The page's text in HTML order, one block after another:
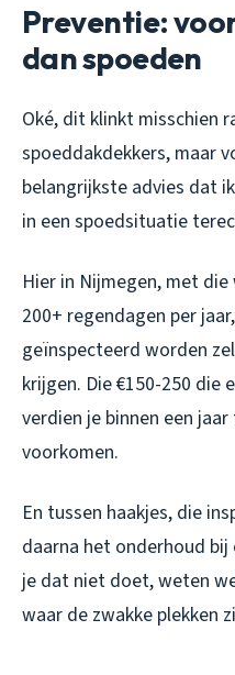
Preventie:
dan spoeden
Oké, dit klinkt misschien
spoeddakdekkers, maar
belangrijkste advies dat
in een spoedsituatie
Hier in Nijmegen, met
200+ regendagen per
geïnspecteerd worden
krijgen. Die €150-250 die
verdien je binnen een
voorkomen.
En tussen haakjes, die
daarna het onderhoud
je dat niet doet, weten
waar de zwakke plekken